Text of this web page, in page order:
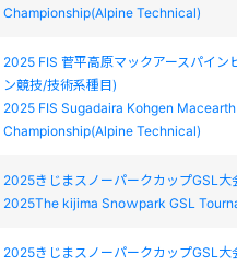
Championship(Alpine Technical)
2025 FIS 菅平高原マックアースパイ
ン競技/技術系種目)
2025 FIS Sugadaira Kohgen
Championship(Alpine Technical)
2025きじまスノーパークカップGSL大
2025The kijima Snoｗpark GSL
2025きじまスノーパークカップGSL大